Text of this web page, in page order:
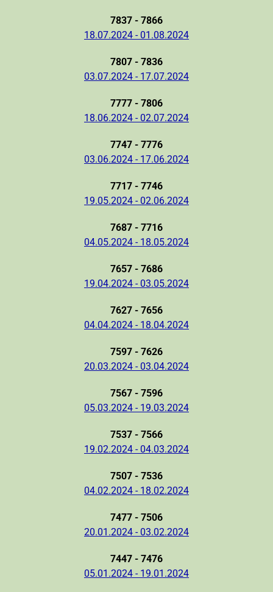
7837 - 7866
18.07.2024 - 01.08.2024
7807 - 7836
03.07.2024 - 17.07.2024
7777 - 7806
18.06.2024 - 02.07.2024
7747 - 7776
03.06.2024 - 17.06.2024
7717 - 7746
19.05.2024 - 02.06.2024
7687 - 7716
04.05.2024 - 18.05.2024
7657 - 7686
19.04.2024 - 03.05.2024
7627 - 7656
04.04.2024 - 18.04.2024
7597 - 7626
20.03.2024 - 03.04.2024
7567 - 7596
05.03.2024 - 19.03.2024
7537 - 7566
19.02.2024 - 04.03.2024
7507 - 7536
04.02.2024 - 18.02.2024
7477 - 7506
20.01.2024 - 03.02.2024
7447 - 7476
05.01.2024 - 19.01.2024